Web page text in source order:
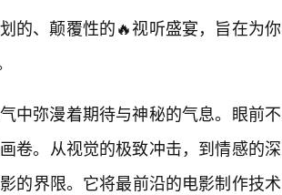
的、颠覆性的🔥视听盛宴，旨在为你
中弥漫着期待与神秘的气息。眼前不
卷。从视觉的极致冲击，到情感的深
的界限。它将最前沿的电影制作技术